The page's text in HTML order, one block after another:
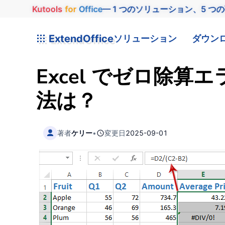
Kutools for Office— 1 つのソリューション、5 つ
ExtendOfficeソリューション ダウン
Excel でゼロ除算エ
法は？
著者ケリー• 変更日2025-09-01